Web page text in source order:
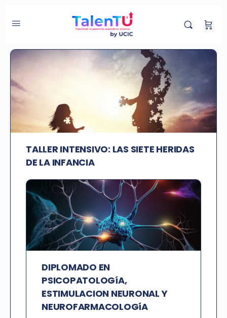
Etiqueta de Curso: p9
TALLER INTENSIVO: LAS SIETE HERIDAS
DE LA INFANCIA
DIPLOMADO EN
PSICOPATOLOGíA,
ESTIMULACION NEURONAL Y
NEUROFARMACOLOGíA